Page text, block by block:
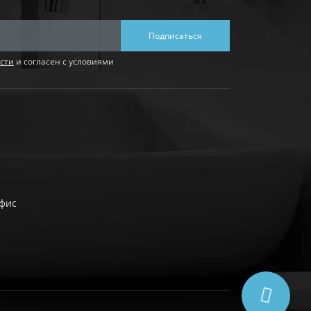
Подписаться
и согласен с условиями